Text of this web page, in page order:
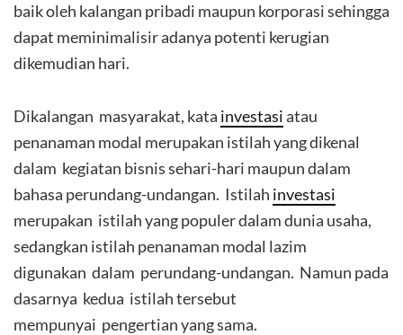
baik oleh kalangan pribadi maupun korporasi sehingga
dapat meminimalisir adanya potenti kerugian
dikemudian hari.
Dikalangan masyarakat, kata investasiatau
penanaman modal merupakan istilah yang dikenal
dalam kegiatan bisnis sehari-hari maupun dalam
bahasa perundang-undangan. Istilah investasi
merupakan istilah yang populer dalam dunia usaha,
sedangkan istilah penanaman modal lazim
digunakan dalam perundang-undangan. Namun pada
dasarnya kedua istilah tersebut
mempunyai pengertian yang sama.